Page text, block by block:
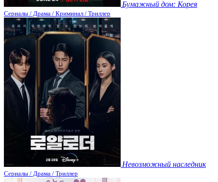
Бумажный дом: Корея
Сериалы / Драма / Криминал / Триллер
Невозможный наследник
Сериалы / Драма / Триллер